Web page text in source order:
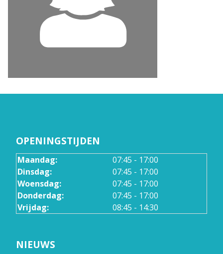
OPENINGSTIJDEN
Maandag:
07:45 - 17:00
Dinsdag:
07:45 - 17:00
Woensdag:
07:45 - 17:00
Donderdag:
07:45 - 17:00
Vrijdag:
08:45 - 14:30
NIEUWS